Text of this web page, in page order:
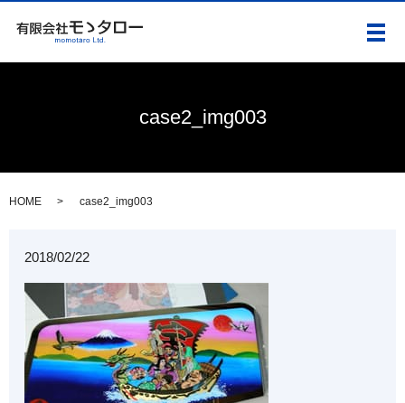
メ
case2_img003
HOME case2_img003
2018/02/22